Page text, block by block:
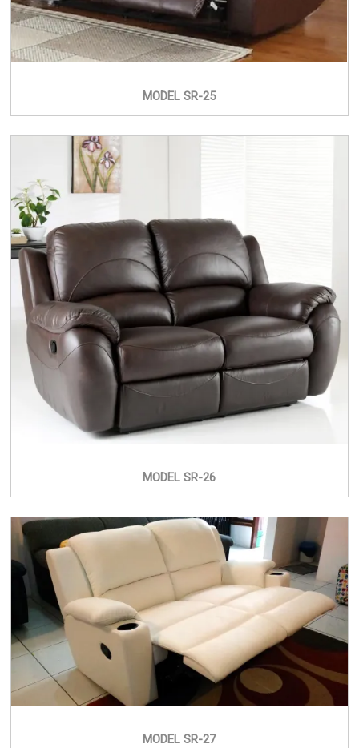
MODEL SR-25
MODEL SR-26
MODEL SR-27